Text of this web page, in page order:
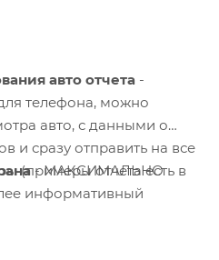
авто отчета -
телефона, можно
авто, с данными о
и сразу отправить на все
(примеры отчета есть в
- МАКСИМАЛЬНО
информативный